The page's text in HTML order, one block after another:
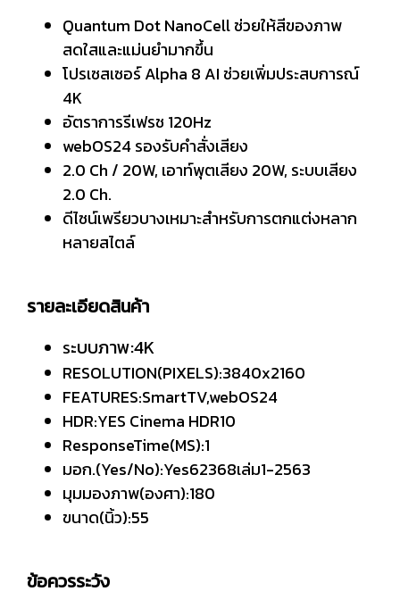
Quantum Dot NanoCell ช่วยให้สีของภาพ
สดใสและแม่นยำมากขึ้น
โปรเซสเซอร์ Alpha 8 AI ช่วยเพิ่มประสบการณ์
4K
อัตราการรีเฟรช 120Hz
webOS24 รองรับคำสั่งเสียง
2.0 Ch / 20W, เอาท์พุตเสียง 20W, ระบบเสียง
2.0 Ch.
ดีไซน์เพรียวบางเหมาะสำหรับการตกแต่งหลาก
หลายสไตล์
รายละเอียดสินค้า
ระบบภาพ:4K
RESOLUTION(PIXELS):3840x2160
FEATURES:SmartTV,webOS24
HDR:YES Cinema HDR10
ResponseTime(MS):1
มอก.(Yes/No):Yes62368เล่ม1-2563
มุมมองภาพ(องศา):180
ขนาด(นิ้ว):55
ข้อควรระวัง